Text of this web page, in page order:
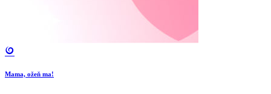
Mama, ožeň ma!